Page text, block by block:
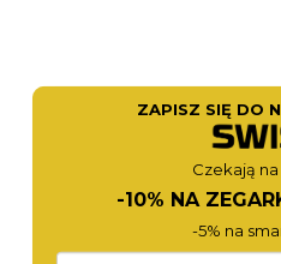
ROSEFIELD
590,-
ZAPISZ SIĘ DO
Czekają na
-10% NA
-5% na